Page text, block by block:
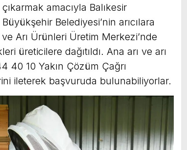
çıkarmak amacıyla Balıkesir
Büyükşehir Belediyesi’nin arıcılara
Arı Ürünleri Üretim Merkezi’nde
üreticilere dağıtıldı. Ana arı ve arı
10 Yakın Çözüm Çağrı
ileterek başvuruda bulunabiliyorlar.